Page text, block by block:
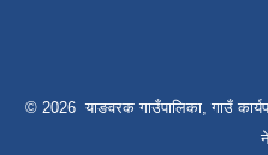
© 2026 याङवरक गाउँपालिका, गाउँ